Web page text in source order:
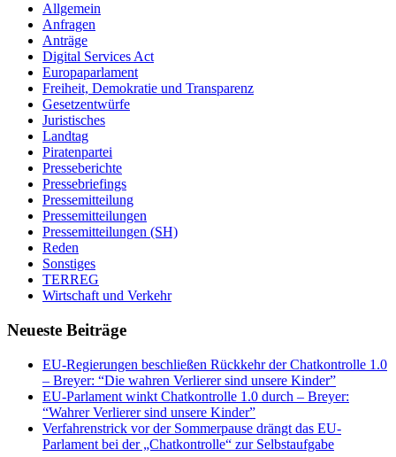
Allgemein
Anfragen
Anträge
Digital Services Act
Europaparlament
Freiheit, Demokratie und Transparenz
Gesetzentwürfe
Juristisches
Landtag
Piratenpartei
Presseberichte
Pressebriefings
Pressemitteilung
Pressemitteilungen
Pressemitteilungen (SH)
Reden
Sonstiges
TERREG
Wirtschaft und Verkehr
Neueste Beiträge
EU-Regierungen beschließen Rückkehr der Chatkontrolle 1.0
– Breyer: “Die wahren Verlierer sind unsere Kinder”
EU-Parlament winkt Chatkontrolle 1.0 durch – Breyer:
“Wahrer Verlierer sind unsere Kinder”
Verfahrenstrick vor der Sommerpause drängt das EU-
Parlament bei der „Chatkontrolle“ zur Selbstaufgabe